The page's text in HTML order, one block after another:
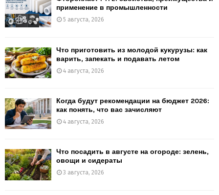
применение в промышленности
5 августа, 2026
Что приготовить из молодой кукурузы: как
варить, запекать и подавать летом
4 августа, 2026
Когда будут рекомендации на бюджет 2026:
как понять, что вас зачисляют
4 августа, 2026
Что посадить в августе на огороде: зелень,
овощи и сидераты
3 августа, 2026